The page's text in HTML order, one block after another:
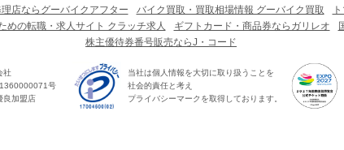
店ならグーバイクアフター
バイク買取・買取相場情報 グーバイク買取
めの転職・求人サイト クラッチ求人 ギフトカード・商品券ならガリレオ
株主優待券番号販売ならJ・コード
社
号
良加盟店
当社は個人情報を大切に取り扱うことを
社会的責任と考え
プライバシーマークを取得しております。